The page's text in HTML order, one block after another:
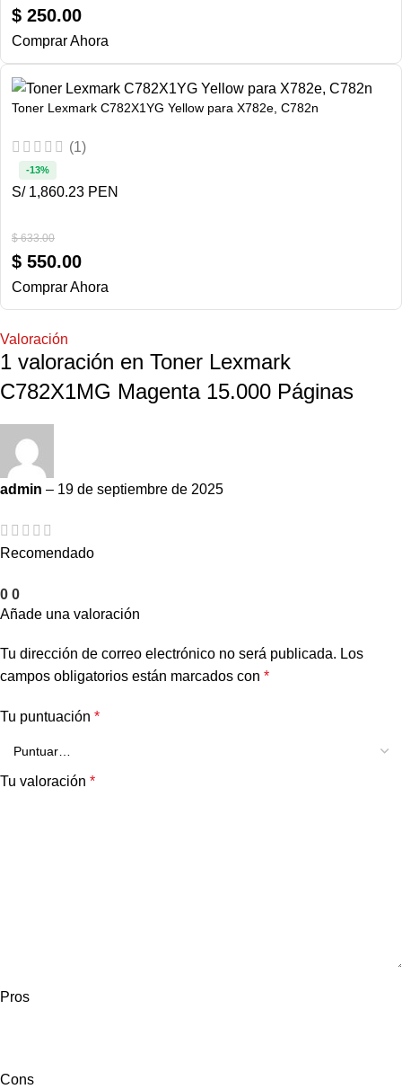
$ 250.00
Comprar Ahora
Toner Lexmark C782X1YG Yellow para X782e, C782n
(1)
$633.00
$ 550.00
-13%
S/ 1,860.23 PEN
Comprar Ahora
Valoración
1 valoración en Toner Lexmark
C782X1MG Magenta 15.000 Páginas
admin – 19 de septiembre de 2025
Recomendado
0 0
Añade una valoración
Tu dirección de correo electrónico no será publicada. Los
campos obligatorios están marcados con *
Tu puntuación *
Tu valoración *
Pros
Cons